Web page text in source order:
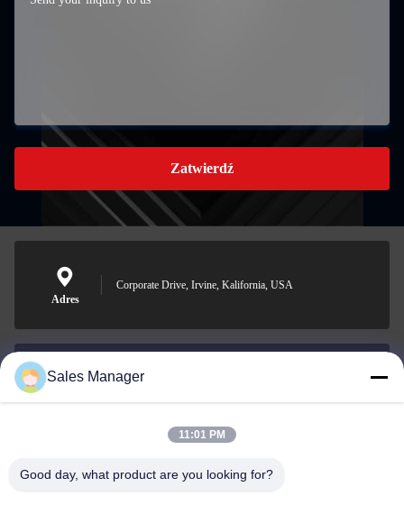
Zatwierdź
Adres
Corporate Drive, Irvine, Kalifornia, USA
Wiadomość
Sales Manager
11:01 PM
Good day, what product are you looking for?